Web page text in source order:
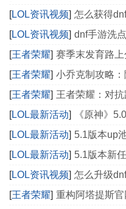
[LOL资讯视频] 怎么获得
[LOL资讯视频] dnf手游洗
[王者荣耀] 赛季末发育路
[王者荣耀] 小乔克制攻略
[王者荣耀] 王者荣耀：对
[LOL最新活动]
《原神》
[LOL最新活动] 5.1版本up
[LOL最新活动] 5.1版本新
[LOL资讯视频] 怎么升级
[王者荣耀] 重构阿塔提斯